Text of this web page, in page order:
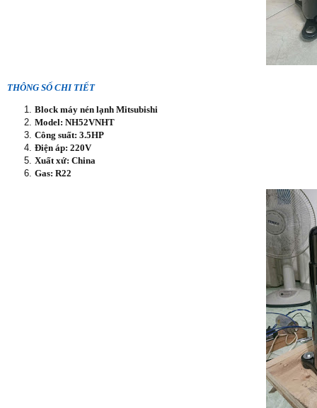
THÔNG SỐ CHI TIẾT
Block máy nén lạnh Mitsubishi
Model: NH52VNHT
Công suất: 3.5HP
Điện áp: 220V
Xuất xứ: China
Gas: R22